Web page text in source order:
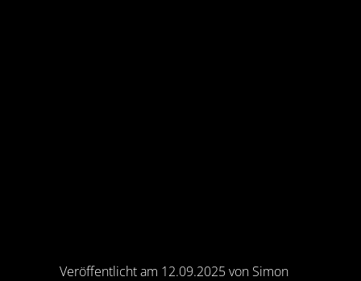
Veröffentlicht am 12.09.2025 von Simon